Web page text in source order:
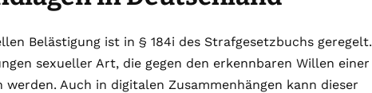
Belästigung ist in § 184i des Strafgesetzbuchs geregelt.
sexueller Art, die gegen den erkennbaren Willen einer
werden. Auch in digitalen Zusammenhängen kann dieser